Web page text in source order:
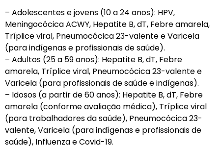
– Adolescentes e jovens (10 a 24 anos): HPV,
Meningocócica ACWY, Hepatite B, dT, Febre amarela,
Tríplice viral, Pneumocócica 23-valente e Varicela
(para indígenas e profissionais de saúde).
– Adultos (25 a 59 anos): Hepatite B, dT, Febre
amarela, Tríplice viral, Pneumocócica 23-valente e
Varicela (para profissionais de saúde e indígenas).
– Idosos (a partir de 60 anos): Hepatite B, dT, Febre
amarela (conforme avaliação médica), Tríplice viral
(para trabalhadores da saúde), Pneumocócica 23-
valente, Varicela (para indígenas e profissionais de
saúde), Influenza e Covid-19.